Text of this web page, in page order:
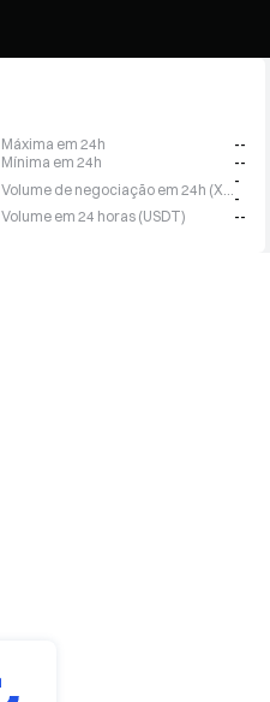
Máxima em 24h
--
Mínima em 24h
--
-
-
Volume em 24 horas (USDT)
--